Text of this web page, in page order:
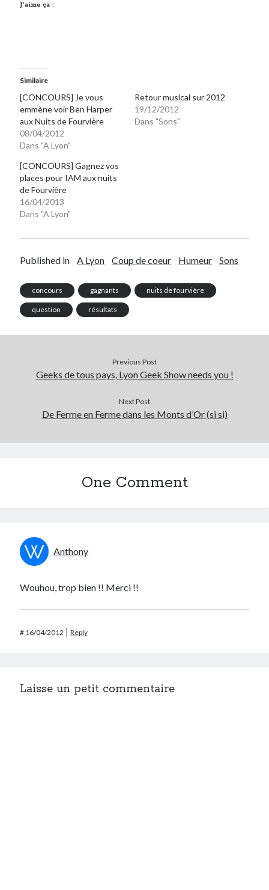
J’aime ça :
Similaire
[CONCOURS] Je vous
emmène voir Ben Harper
aux Nuits de Fourvière
08/04/2012
Dans "A Lyon"
Retour musical sur 2012
19/12/2012
Dans "Sons"
[CONCOURS] Gagnez vos
places pour IAM aux nuits
de Fourvière
16/04/2013
Dans "A Lyon"
Published in A Lyon Coup de coeur Humeur Sons
concours gagnants nuits de fourvière
question résultats
Previous Post
Geeks de tous pays, Lyon Geek Show needs you !
Next Post
De Ferme en Ferme dans les Monts d’Or (si si)
One Comment
Anthony
Wouhou, trop bien !! Merci !!
# 16/04/2012 Reply
Laisse un petit commentaire